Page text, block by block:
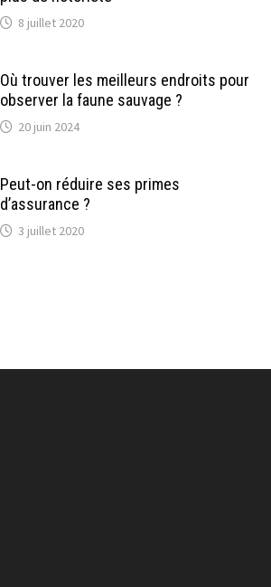
8 juillet 2020
Où trouver les meilleurs endroits pour
observer la faune sauvage ?
20 juin 2024
Peut-on réduire ses primes
d’assurance ?
3 juillet 2020